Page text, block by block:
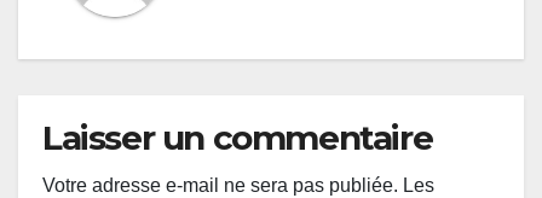
Laisser un commentaire
Votre adresse e-mail ne sera pas publiée. Les